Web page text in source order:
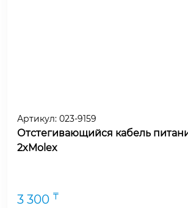
Артикул: 023-9159
Отстегивающийся кабель
2xMolex
3 300 ₸